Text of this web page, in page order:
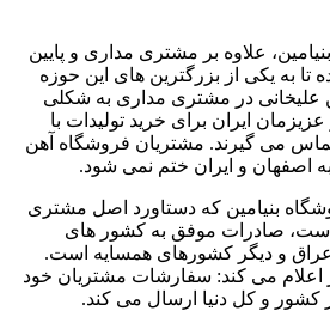
علاوه بر مشتری مداری و پایین
به یکی از بزرگترین های این حوزه
علیخانی در مشتری مداری به شکلی
ایران برای خرید تولیدات با
می گیرند. مشتریان فروشگاه آهن
به اصفهان و ایران ختم نمی شود.
بنیامین که دستاورد اصل مشتری
است، صادرات موفق به کشور های
و دیگر کشورهای همسایه است.
اعلام می کند: سفارشات مشتریان خود
و کل دنیا ارسال می کند.